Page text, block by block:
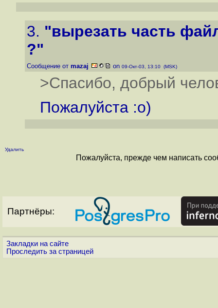
3. "вырезать часть
?"
Сообщение от mazaj on 09-Окт-03, 13:10 (MSK)
>Спасибо, добрый
Пожалуйста :о)
Удалить
Пожалуйста, прежде чем написать
Партнёры:
Закладки на сайте
Проследить за страницей